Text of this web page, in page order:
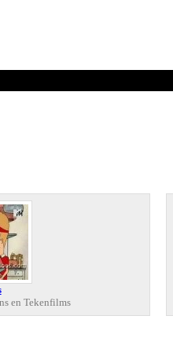
en Tekenfilms